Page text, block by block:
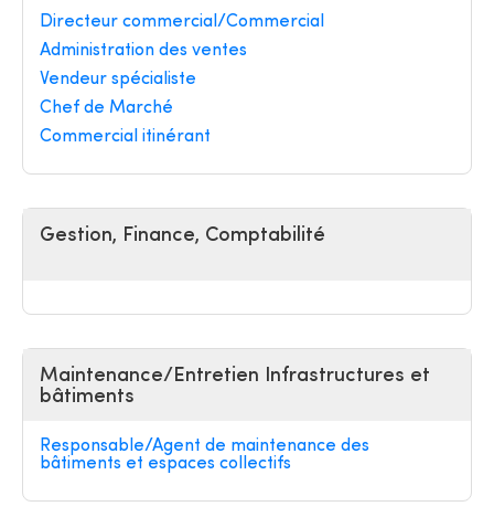
Directeur commercial/Commercial
Administration des ventes
Vendeur spécialiste
Chef de Marché
Commercial itinérant
Gestion, Finance, Comptabilité
Maintenance/Entretien Infrastructures et
bâtiments
Responsable/Agent de maintenance des
bâtiments et espaces collectifs